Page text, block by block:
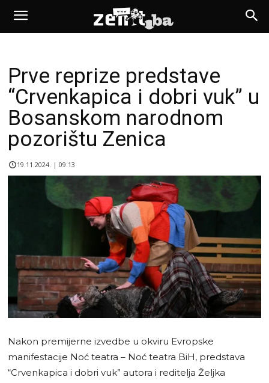
Prve reprize predstave
“Crvenkapica i dobri vuk” u
Bosanskom narodnom
pozorištu Zenica
19.11.2024. | 09:13
Nakon premijerne izvedbe u okviru Evropske
manifestacije Noć teatra – Noć teatra BiH, predstava
“Crvenkapica i dobri vuk” autora i reditelja Željka